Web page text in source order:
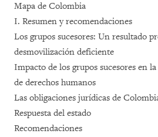
Mapa de Colombia
I. Resumen y recomendaciones
Los grupos sucesores: Un resultado
desmovilización deficiente
Impacto de los grupos sucesores en
de derechos humanos
Las obligaciones jurídicas de
Respuesta del estado
Recomendaciones